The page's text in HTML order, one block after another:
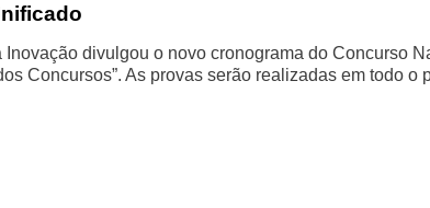
Inovação divulgou o novo cronograma do Concurso
Concursos”. As provas serão realizadas em todo o